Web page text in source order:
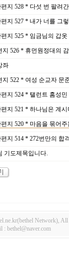
지 528 * 다섯 번 팔려
지 527 * 내가 너를 그
지 525 * 임금님의 갑옷
지 526 * 휴먼원정대의
좌
지 522 * 여성 순교자 문
지 524 * 탤런트 홈성민
지 521 * 하나님은 계시
지 520 * 마음을 묶어주
지 514 * 272번만의 합
기도제목입니다.
Network), All
bethel@naver.com